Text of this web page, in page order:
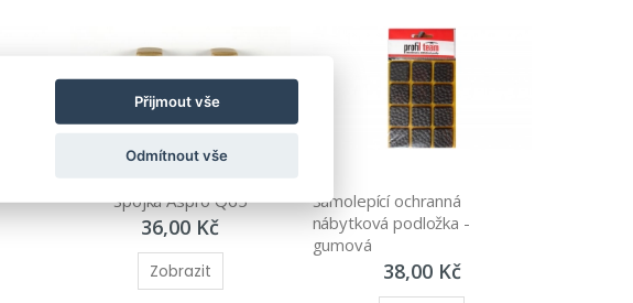
Spojka Aspro Q65
36,00 Kč
Zobrazit
Samolepící ochranná
nábytková podložka -
gumová
38,00 Kč
Přijmout vše
Odmítnout vše